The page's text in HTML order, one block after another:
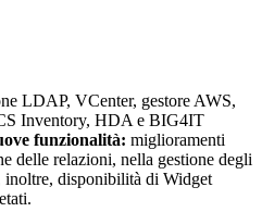
LDAP, VCenter, gestore AWS,
Inventory, HDA e BIG4IT
funzionalità: miglioramenti
delle relazioni, nella gestione degli
inoltre, disponibilità di Widget